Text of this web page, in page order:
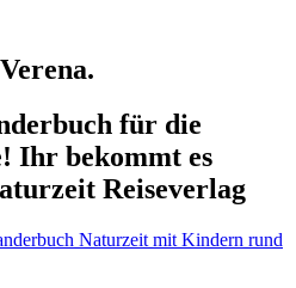
für die
Ihr bekommt es
Reiseverlag